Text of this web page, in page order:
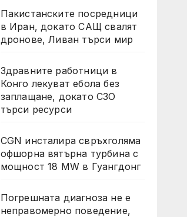
Пакистанските посредници
в Иран, докато САЩ свалят
дронове, Ливан търси мир
Здравните работници в
Конго лекуват ебола без
заплащане, докато СЗО
търси ресурси
CGN инсталира свръхголяма
офшорна вятърна турбина с
мощност 18 MW в Гуангдонг
Погрешната диагноза не е
неправомерно поведение,